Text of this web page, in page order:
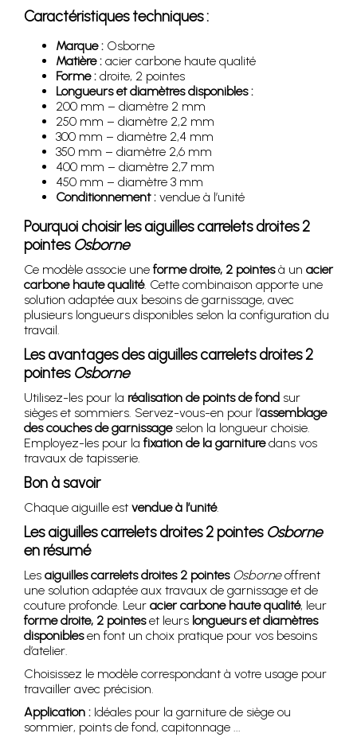
Caractéristiques techniques :
Marque : Osborne
Matière : acier carbone haute qualité
Forme : droite, 2 pointes
Longueurs et diamètres disponibles :
200 mm – diamètre 2 mm
250 mm – diamètre 2,2 mm
300 mm – diamètre 2,4 mm
350 mm – diamètre 2,6 mm
400 mm – diamètre 2,7 mm
450 mm – diamètre 3 mm
Conditionnement : vendue à l’unité
Pourquoi choisir les aiguilles carrelets droites 2
pointes Osborne
Ce modèle associe une forme droite, 2 pointesà un acier
carbone haute qualité. Cette combinaison apporte une
solution adaptée aux besoins de garnissage, avec
plusieurs longueurs disponibles selon la configuration du
travail.
Les avantages des aiguilles carrelets droites 2
pointes Osborne
Utilisez-les pour la réalisation de points de fond sur
sièges et sommiers. Servez-vous-en pour l’assemblage
des couches de garnissageselon la longueur choisie.
Employez-les pour la fixation de la garnituredans vos
travaux de tapisserie.
Bon à savoir
Chaque aiguille est vendue à l’unité.
Les aiguilles carrelets droites 2 pointes Osborne
en résumé
Les aiguilles carrelets droites 2 pointes Osborneoffrent
une solution adaptée aux travaux de garnissage et de
couture profonde. Leur acier carbone haute qualité, leur
forme droite, 2 pointeset leurs longueurs et diamètres
disponiblesen font un choix pratique pour vos besoins
d’atelier.
Choisissez le modèle correspondant à votre usage pour
travailler avec précision.
Application : Idéales pour la garniture de siège ou
sommier, points de fond, capitonnage ...